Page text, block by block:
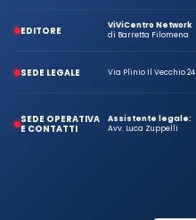
EDITORE
ViViCentro Network
di Barretta Filomena
SEDE LEGALE Via Plinio Il Vecchio 24
SEDE OPERATIVA
E CONTATTI
Assistente legale:
Avv. Luca Zuppelli